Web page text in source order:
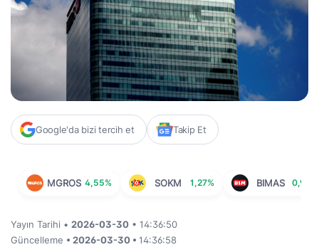
Google'da bizi tercih et Takip Et
MGROS 4,55% SOKM 1,27% BIMAS 0,92%
Yayın Tarihi • 2026-03-30 • 14:36:50
Güncelleme • 2026-03-30 • 14:36:58